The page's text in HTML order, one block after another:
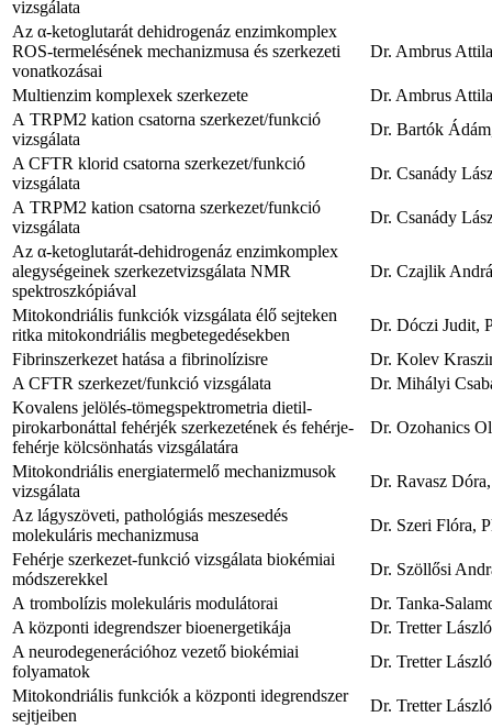
vizsgálata
Az α-ketoglutarát dehidrogenáz enzimkomplex
ROS-termelésének mechanizmusa és szerkezeti
vonatkozásai
Dr. Ambrus
Multienzim komplexek szerkezete
Dr. Ambrus
A TRPM2 kation csatorna szerkezet/funkció
vizsgálata
Dr. Bartók
A CFTR klorid csatorna szerkezet/funkció
vizsgálata
Dr. Csanády
A TRPM2 kation csatorna szerkezet/funkció
vizsgálata
Dr. Csanády
Az α-ketoglutarát-dehidrogenáz enzimkomplex
alegységeinek szerkezetvizsgálata NMR
spektroszkópiával
Dr. Czajlik
Mitokondriális funkciók vizsgálata élő sejteken
ritka mitokondriális megbetegedésekben
Dr. Dóczi Judit,
Fibrinszerkezet hatása a fibrinolízisre
Dr. Kolev
A CFTR szerkezet/funkció vizsgálata
Dr. Mihályi
Kovalens jelölés-tömegspektrometria dietil-
pirokarbonáttal fehérjék szerkezetének és fehérje-
fehérje kölcsönhatás vizsgálatára
Dr. Ozohanics
Mitokondriális energiatermelő mechanizmusok
vizsgálata
Dr. Ravasz
Az lágyszöveti, pathológiás meszesedés
molekuláris mechanizmusa
Dr. Szeri Flóra,
Fehérje szerkezet-funkció vizsgálata biokémiai
módszerekkel
Dr. Szöllősi
A trombolízis molekuláris modulátorai
Dr. Tanka-
A központi idegrendszer bioenergetikája
Dr. Tretter
A neurodegenerációhoz vezető biokémiai
folyamatok
Dr. Tretter
Mitokondriális funkciók a központi idegrendszer
sejtjeiben
Dr. Tretter